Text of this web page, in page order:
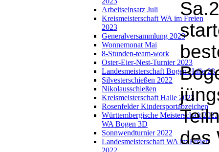
Arbeitseinsatz Juli
Kreismeisterschaft WA im Freien
2023
Generalversammlung 2023
Wonnemonat Mai
8-Stunden-team-work
Oster-Eier-Nest-Turnier 2023
Landesmeisterschaft Bogen Halle 23
Silvesterschießen 2022
Nikolausschießen
Kreismeisterschaft Halle 2023
Rosenfelder Kindersportabzeichen
Württembergische Meisterschaft 2022
WA Bogen 3D
Sonnwendturnier 2022
Landesmeisterschaft WA im Freien
2022
des